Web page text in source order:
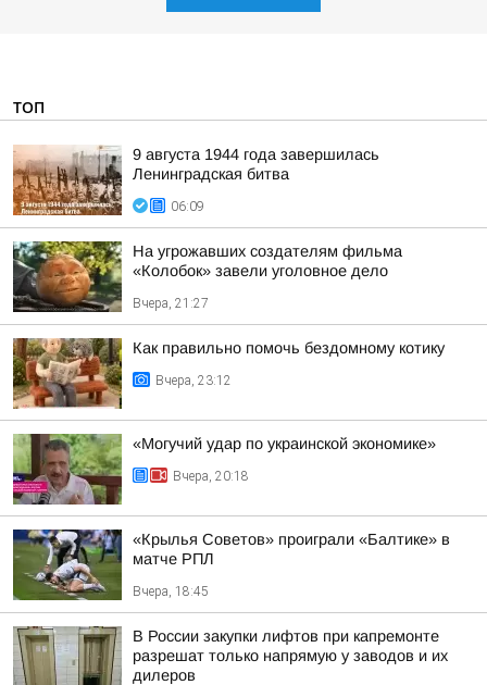
ТОП
9 августа 1944 года завершилась
Ленинградская битва
06:09
На угрожавших создателям фильма
«Колобок» завели уголовное дело
Вчера, 21:27
Как правильно помочь бездомному котику
Вчера, 23:12
«Могучий удар по украинской экономике»
Вчера, 20:18
«Крылья Советов» проиграли «Балтике» в
матче РПЛ
Вчера, 18:45
В России закупки лифтов при капремонте
разрешат только напрямую у заводов и их
дилеров